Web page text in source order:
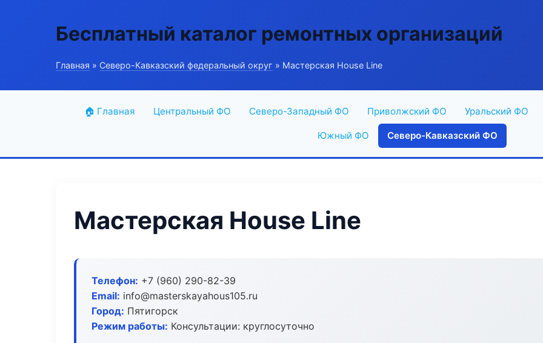
Бесплатный каталог ремонтных организаций
Главная » Северо-Кавказский федеральный округ » Мастерская House Line
🏠 Главная Центральный ФО Северо-Западный ФО Приволжский ФО Уральский ФО
Южный ФО Северо-Кавказский ФО
Мастерская House Line
Телефон: +7 (960) 290-82-39
Email: info@masterskayahous105.ru
Город: Пятигорск
Режим работы: Консультации: круглосуточно